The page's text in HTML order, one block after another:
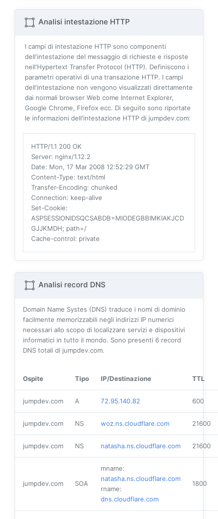
Analisi intestazione HTTP
I campi di intestazione HTTP sono componenti
dell'intestazione del messaggio di richieste e risposte
nell'Hypertext Transfer Protocol (HTTP). Definiscono i
parametri operativi di una transazione HTTP. I campi
dell'intestazione non vengono visualizzati direttamente
dai normali browser Web come Internet Explorer,
Google Chrome, Firefox ecc. Di seguito sono riportate
le informazioni dell'intestazione HTTP di jumpdev.com:
HTTP/1.1 200 OK
Server: nginx/1.12.2
Date: Mon, 17 Mar 2008 12:52:29 GMT
Content-Type: text/html
Transfer-Encoding: chunked
Connection: keep-alive
Set-Cookie:
ASPSESSIONIDSQCSABDB=MIODEGBBIMKIAKJCD
GJJKMDH; path=/
Cache-control: private
Analisi record DNS
Domain Name Systes (DNS) traduce i nomi di dominio
facilmente memorizzabili negli indirizzi IP numerici
necessari allo scopo di localizzare servizi e dispositivi
informatici in tutto il mondo. Sono presenti 6 record
DNS totali di jumpdev.com.
Ospite Tipo IP/Destinazione TTL
jumpdev.com A 72.95.140.82 600
jumpdev.com NS woz.ns.cloudflare.com 21600
jumpdev.com NS natasha.ns.cloudflare.com 21600
jumpdev.com SOA
mname:
natasha.ns.cloudflare.com
rname:
dns.cloudflare.com
1800